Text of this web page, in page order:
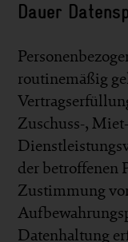
Dauer
routinemäßig
Zuschuss-,
der betroffenen
Zustimmung
Datenhaltung